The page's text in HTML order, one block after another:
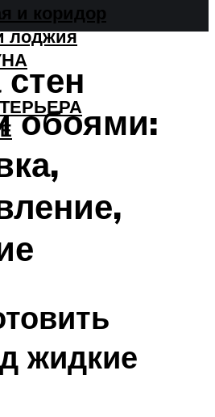
и коридор
лоджия
обоями:
жидкие